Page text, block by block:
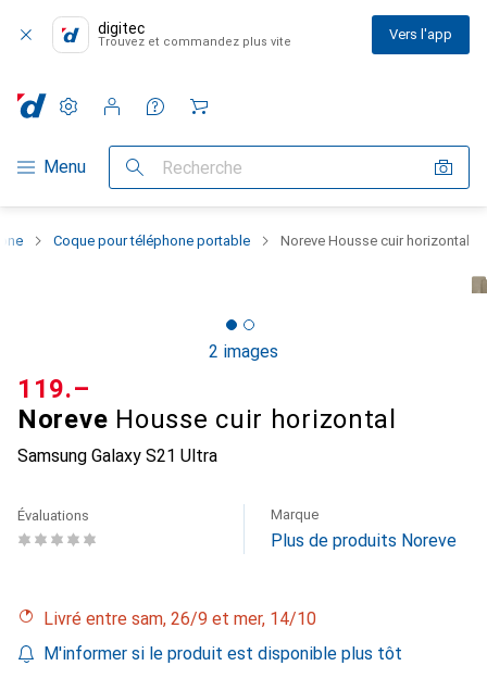
digitec
Trouvez et commandez plus vite Vers l'app
Navigation par catégorie
Menu Recherche
Paramètres
Compte client
Listes de comparaison
Listes d'envies
Panier
Coque pour téléphone portable Noreve Housse cuir horizontal
2 images
Noreve Housse cuir horizontal
Samsung Galaxy S21 Ultra
CHF
119.–
Évaluations Marque
Plus de produits Noreve
Livré entre sam, 26/9 et mer, 14/10
M'informer si le produit est disponible plus tôt